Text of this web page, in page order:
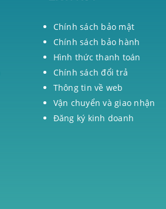
Chính sách bảo mật
Chính sách bảo hành
Hình thức thanh toán
Chính sách đổi trả
Thông tin về web
Vận chuyển và giao nhận
Đăng ký kinh doanh